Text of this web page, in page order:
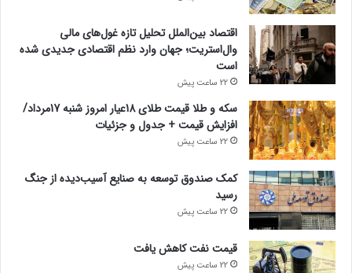
اقتصاد بین‌الملل تحلیل تازه غول‌های مالی
وال‌استریت؛ جهان وارد نظم اقتصادی جدیدی شده
است
22 ساعت پیش
سکه و طلا قیمت طلای 18عیار امروز شنبه 17مرداد/
افزایش قیمت + جدول و جزئیات
22 ساعت پیش
کمک صندوق توسعه به صنایع آسیب‌دیده از جنگ
رسید
22 ساعت پیش
قیمت نفت کاهش یافت
22 ساعت پیش